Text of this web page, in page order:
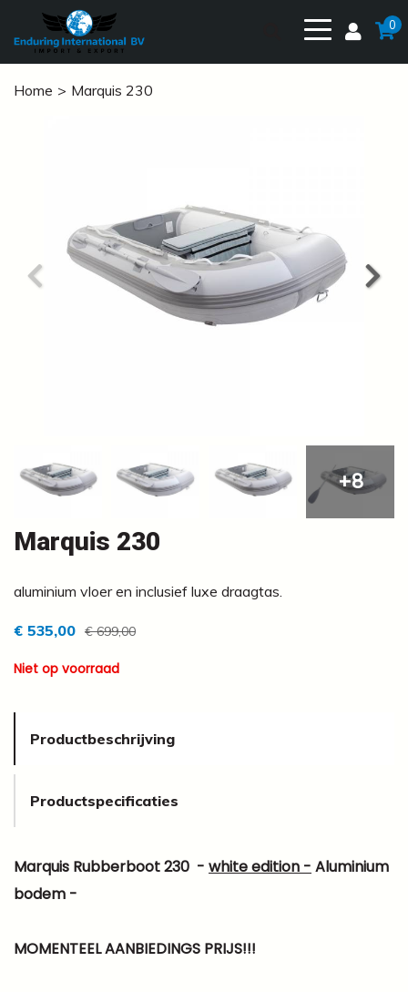
0
Home Marquis 230
+8
Marquis 230
aluminium vloer en inclusief luxe draagtas.
€ 535,00 € 699,00
Niet op voorraad
Productbeschrijving
Productspecificaties
Marquis Rubberboot 230 - white edition - Aluminium
bodem -
MOMENTEEL AANBIEDINGS PRIJS!!!